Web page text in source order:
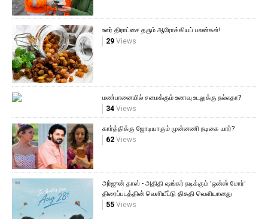
உலர் திராட்சை தரும் ஆரோக்கியப் பலன்கள்!
29Views
மண்பானையில் சமைக்கும் உணவு உடலுக்கு நல்லதா?
34Views
கார்த்திக்கு ஜோடியாகும் முன்னணி நடிகை யார்?
62Views
அர்ஜுன் தாஸ் - அதிதி ஷங்கர் நடிக்கும் 'ஒன்ஸ் மோர்'
திரைப்படத்தின் வெளியீட்டு திகதி வெளியானது
55Views